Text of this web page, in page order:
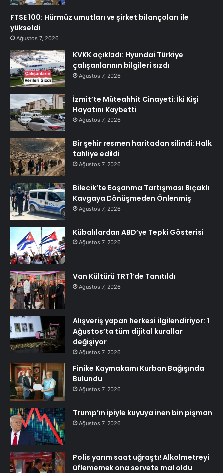
FTSE 100: Hürmüz umutları ve şirket bilançoları ile
yükseldi
Ağustos 7, 2026
KVKK açıkladı: Hyundai Türkiye
çalışanlarının bilgileri sızdı
Ağustos 7, 2026
İzmit’te Müteahhit Cinayeti: İki Kişi
Hayatını Kaybetti
Ağustos 7, 2026
Bir şehir resmen haritadan silindi: Halk
tahliye edildi
Ağustos 7, 2026
Bilecik’te Boşanma Tartışması Bıçaklı
Kavgaya Dönüşmeden Önlenmiş
Ağustos 7, 2026
Kübalılardan ABD’ye Tepki Gösterisi
Ağustos 7, 2026
Van Kültürü TRT1’de Tanıtıldı
Ağustos 7, 2026
Alışveriş yapan herkesi ilgilendiriyor: 1
Ağustos’ta tüm dijital kurallar
değişiyor
Ağustos 7, 2026
Finike Kaymakamı Kurban Bağışında
Bulundu
Ağustos 7, 2026
Trump’ın ipiyle kuyuya inen bin pişman
Ağustos 7, 2026
Polis yarım saat uğraştı! Alkolmetreyi
üflememek ona servete mal oldu